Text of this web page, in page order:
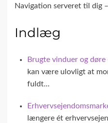
Navigation serveret til dig
Indlæg
Brugte vinduer og døre
kan være ulovligt at
fuldt...
længere ét